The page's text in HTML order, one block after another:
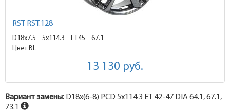
RST RST.128
D18x7.5 5x114.3 ET45
67.1
Цвет BL
13 130 руб.
Вариант замены: D18x(6-8) PCD 5x114.3 ET 42-47 DIA 64.1, 67.1,
73.1